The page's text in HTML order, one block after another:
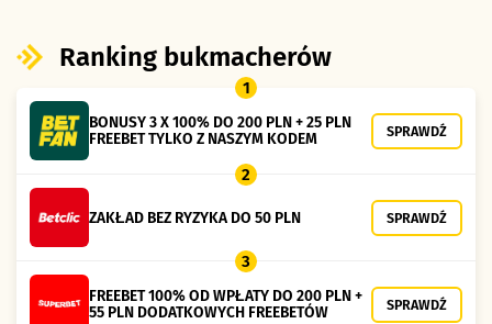
Ranking bukmacherów
1
BONUSY 3 X 100% DO 200 PLN + 25 PLN
FREEBET TYLKO Z NASZYM KODEM
SPRAWDŹ
2
ZAKŁAD BEZ RYZYKA DO 50 PLN SPRAWDŹ
3
FREEBET 100% OD WPŁATY DO 200 PLN +
55 PLN DODATKOWYCH FREEBETÓW
SPRAWDŹ